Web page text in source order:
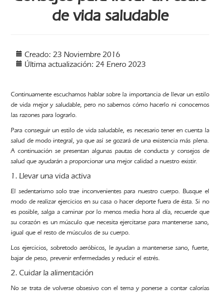
de vida saludable
Creado: 23 Noviembre 2016
Última actualización: 24 Enero 2023
Continuamente escuchamos hablar sobre la importancia de llevar un estilo
de vida mejor y saludable, pero no sabemos cómo hacerlo ni conocemos
las razones para lograrlo.
Para conseguir un estilo de vida saludable, es necesario tener en cuenta la
salud de modo integral, ya que así se gozará de una existencia más plena.
A continuación se presentan algunas pautas de conducta y consejos de
salud que ayudarán a proporcionar una mejor calidad a nuestro existir.
1. Llevar una vida activa
El sedentarismo solo trae inconvenientes para nuestro cuerpo. Busque el
modo de realizar ejercicios en su casa o hacer deporte fuera de ésta. Si no
es posible, salga a caminar por lo menos media hora al día, recuerde que
su corazón es un músculo que necesita ejercitarse para mantenerse sano,
igual que el resto de músculos de su cuerpo.
Los ejercicios, sobretodo aeróbicos, le ayudan a mantenerse sano, fuerte,
bajar de peso, prevenir enfermedades y reducir el estrés.
2. Cuidar la alimentación
No se trata de volverse obsesivo con el tema y ponerse a contar calorías